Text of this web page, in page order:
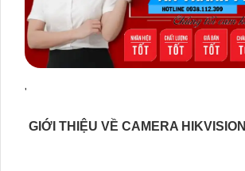
'
GIỚI THIỆU VỀ CAMERA HIKVISION